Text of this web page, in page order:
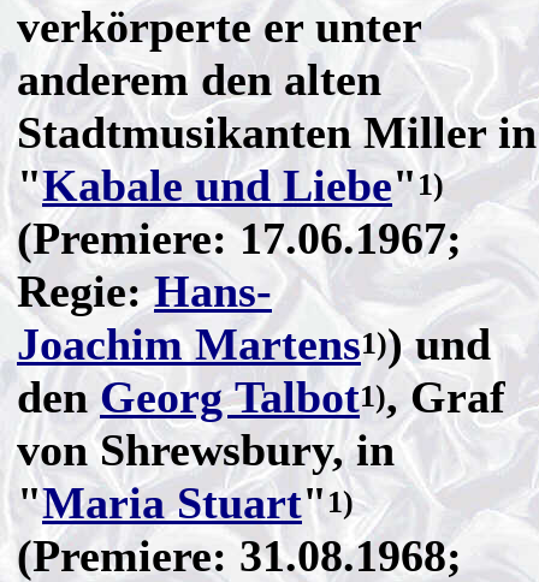
verkörperte er unter
anderem den alten
Stadtmusikanten Miller in
"Kabale und Liebe"1)
(Premiere: 17.06.1967;
Regie:Hans-
Joachim Martens1)) und
den Georg Talbot1), Graf
von Shrewsbury, in
"Maria Stuart" 1)
(Premiere: 31.08.1968;